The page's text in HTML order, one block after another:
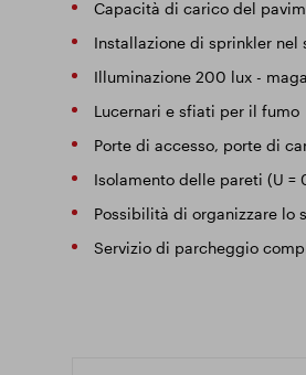
Capacità di carico del
Installazione di sprinkler nel
Illuminazione 200 lux -
Lucernari e sfiati per il fumo
Porte di accesso, porte di
Isolamento delle pareti (U =
Possibilità di organizzare lo
Servizio di parcheggio